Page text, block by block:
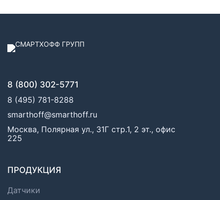
8 (800) 302-5771
8 (495) 781-8288
smarthoff@smarthoff.ru
Москва, Полярная ул., 31Г стр.1, 2 эт., офис
225
ПРОДУКЦИЯ
Датчики